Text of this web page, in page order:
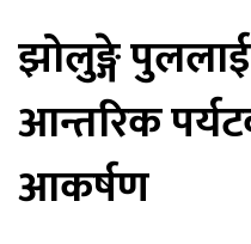
झोलुङ्गे
आन्तरिक
आकर्षण